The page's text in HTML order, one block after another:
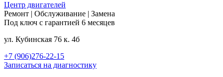
Центр двигателей
Ремонт | Обслуживание | Замена
Под ключ с гарантией 6 месяцев
ул. Кубинская 76 к. 4б
+7 (906)276-22-15
Записаться на диагностику